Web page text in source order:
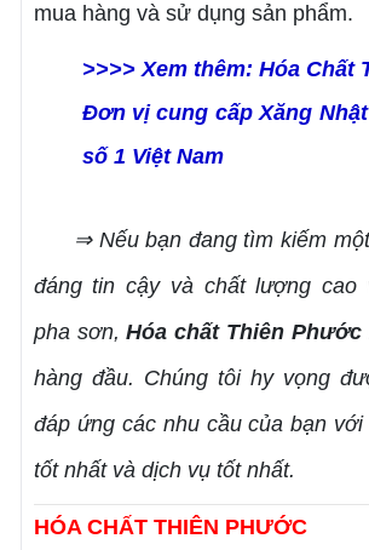
mua hàng và sử dụng sản phẩm.
>>>> Xem thêm: Hóa Chất
Đơn vị cung cấp Xăng
số 1 Việt Nam
⇒ Nếu bạn đang tìm kiếm một
đáng tin cậy và chất lượng cao
pha sơn,Hóa chất Thiên Phước
hàng đầu. Chúng tôi hy vọng
đáp ứng các nhu cầu của bạn
tốt nhất và dịch vụ tốt nhất.
HÓA CHẤT THIÊN PHƯỚC